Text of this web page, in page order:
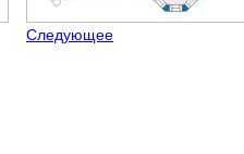
Следующее